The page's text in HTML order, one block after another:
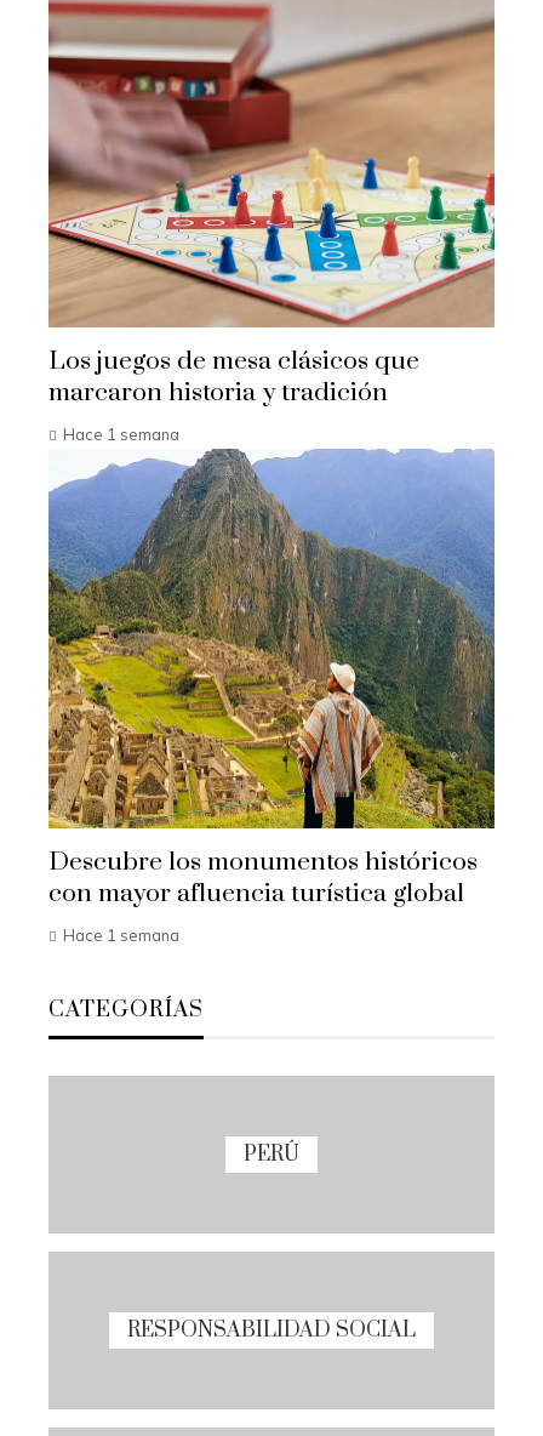
Los juegos de mesa clásicos que
marcaron historia y tradición
Hace 1 semana
Descubre los monumentos históricos
con mayor afluencia turística global
Hace 1 semana
CATEGORÍAS
PERÚ
RESPONSABILIDAD SOCIAL